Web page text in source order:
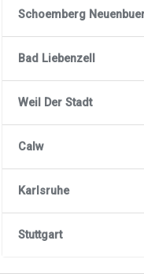
Schoemberg
Bad Liebenzell
Weil Der Stadt
Calw
Karlsruhe
Stuttgart